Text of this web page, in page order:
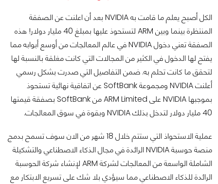
الكل أصبح يعلم ما قامت به NVIDIA بعد أن اعلنت عن الصفقة
المنتظرة بينما وبين ARM لتستحوذ عليها بمبلغ 40 مليار دولار! هذه
الصفقة تعني دخول NVIDIA في عالم المعالجات من أوسع أبوابه مما
يفتح لها الدخول في الكثير من المجالات التي كانت مغلقة بالنسبة لها
لتحقق ما كانت تحلم به. ضمن التفاصيل التي صدرت بشكل رسمي
أعلنت NVIDIA ومجموعة SoftBank عن اتفاقية نهائية تستحوذ
بموجبها NVIDIA على ARM Limited من SoftBank بصفقة قيمتها
40 مليار دولار لتدخل بذلك NVIDIA وبقوة في سوق المعالجات.
عملية الاستحواذ التي ستتم خلال 18 شهر من الان سوف تسمح بدمج
منصة حوسبة NVIDIA الرائدة في مجال الذكاء الاصطناعي والتشكيلة
الشاملة الواسعة من المعالجات لشركة ARM لإنشاء شركة الحوسبة
الرائدة للذكاء الاصطناعي مما سيؤدي بلا شك على تسريع الابتكار مع